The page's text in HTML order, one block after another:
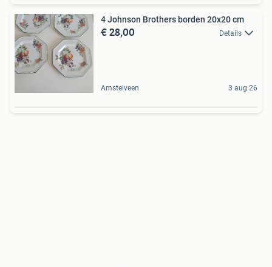
4 Johnson Brothers borden 20x20 cm
€ 28,00 Details
Amstelveen 3 aug 26